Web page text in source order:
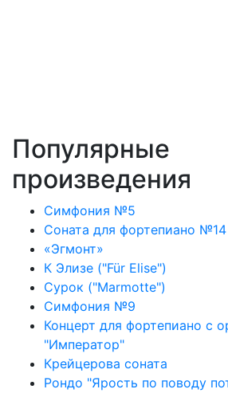
Популярные
произведения
Симфония №5
Соната для фортепиано
«Эгмонт»
К Элизе ("Für Elise")
Сурок ("Marmotte")
Симфония №9
Концерт для фортепиано с
"Император"
Крейцерова соната
Рондо "Ярость по поводу